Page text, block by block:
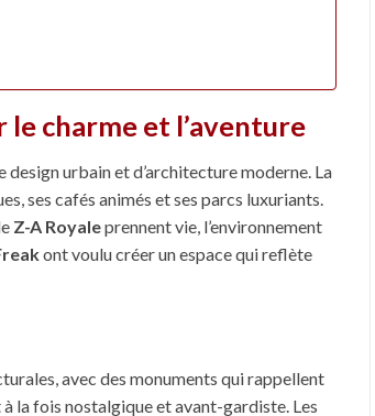
charme et l’aventure
design urbain et d’architecture moderne. La
ses cafés animés et ses parcs luxuriants.
Z-A Royaleprennent vie, l’environnement
ont voulu créer un espace qui reflète
avec des monuments qui rappellent
à la fois nostalgique et avant-gardiste. Les